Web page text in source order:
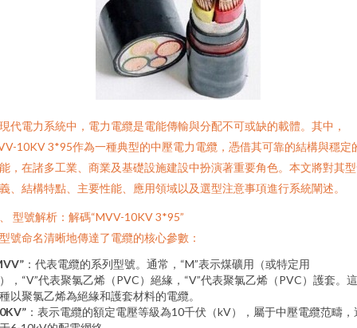
代電力系統中，電力電纜是電能傳輸與分配不可或缺的載體。其中，
10KV 3*95作為一種典型的中壓電力電纜，憑借其可靠的結構與穩定
，在諸多工業、商業及基礎設施建設中扮演著重要角色。本文將對其
、結構特點、主要性能、應用領域以及選型注意事項進行系統闡述。
型號解析：解碼“MVV-10KV 3*95”
號命名清晰地傳達了電纜的核心參數：
：代表電纜的系列型號。通常，“M”表示煤礦用（或特定用
，“V”代表聚氯乙烯（PVC）絕緣，“V”代表聚氯乙烯（PVC）護套。
以聚氯乙烯為絕緣和護套材料的電纜。
：表示電纜的額定電壓等級為10千伏（kV），屬于中壓電纜范疇，